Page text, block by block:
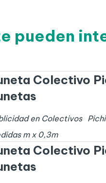
pueden
Colectivo
en Colectivos
m x 0,3m
Colectivo